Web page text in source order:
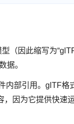
（因此缩写为
据。
内部引用。glTF
因为它提供快速